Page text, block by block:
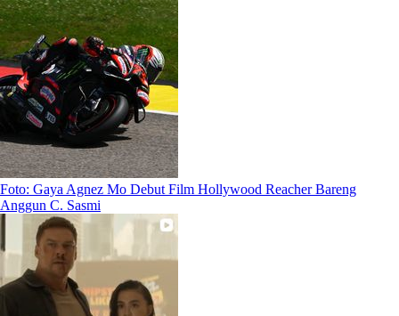
Foto: Gaya Agnez Mo Debut Film Hollywood Reacher Bareng
Anggun C. Sasmi